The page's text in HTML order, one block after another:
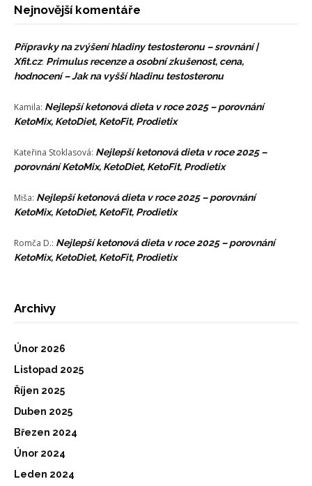
Nejnovější komentáře
Přípravky na zvýšení hladiny testosteronu – srovnání |
Xfit.cz: Primulus recenze a osobní zkušenost, cena,
hodnocení – Jak na vyšší hladinu testosteronu
Kamila: Nejlepší ketonová dieta v roce 2025 – porovnání
KetoMix, KetoDiet, KetoFit, Prodietix
Kateřina Stoklasová: Nejlepší ketonová dieta v roce 2025 –
porovnání KetoMix, KetoDiet, KetoFit, Prodietix
Miša: Nejlepší ketonová dieta v roce 2025 – porovnání
KetoMix, KetoDiet, KetoFit, Prodietix
Romča D.: Nejlepší ketonová dieta v roce 2025 – porovnání
KetoMix, KetoDiet, KetoFit, Prodietix
Archivy
Únor 2026
Listopad 2025
Říjen 2025
Duben 2025
Březen 2024
Únor 2024
Leden 2024